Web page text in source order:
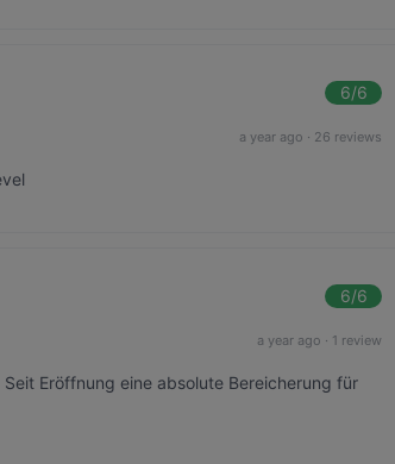
6/6
a year ago · 26 reviews
6/6
a year ago · 1 review
Eröffnung eine absolute Bereicherung für